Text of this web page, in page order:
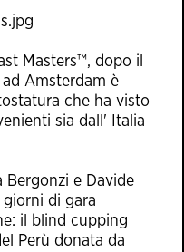
Masters™, dopo il
Amsterdam è
che ha visto
sia dall' Italia
Bergonzi e Davide
di gara
il blind cupping
Perù donata da